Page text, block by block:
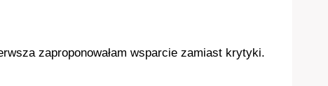
zaproponowałam wsparcie zamiast krytyki.